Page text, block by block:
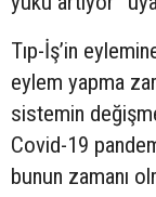
Tıp-İş’in
eylem yapma
sistemin
Covid-19
bunun zamanı